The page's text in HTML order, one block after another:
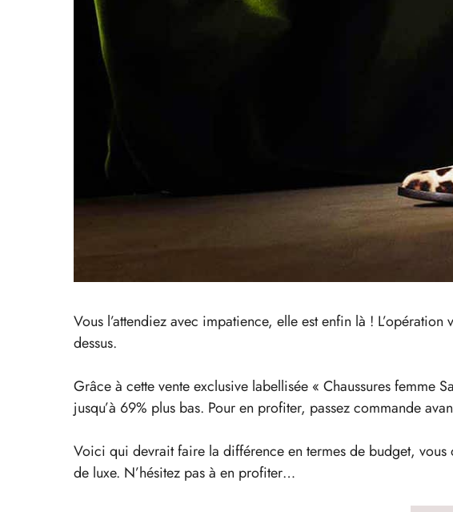
Vous l’attendiez avec impatience, elle est enfin là !
dessus.
Grâce à cette vente exclusive labellisée « Chaussures femme
jusqu’à 69% plus bas. Pour en profiter, passez commande
Voici qui devrait faire la différence en termes de budget, vous
de luxe. N’hésitez pas à en profiter…